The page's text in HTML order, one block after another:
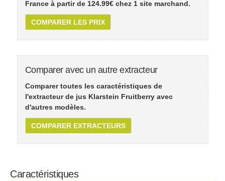
France à partir de 124.99€ chez 1 site marchand.
COMPARER LES PRIX
Comparer avec un autre extracteur
Comparer toutes les caractéristiques de
l'extracteur de jus Klarstein Fruitberry avec
d'autres modèles.
COMPARER EXTRACTEURS
Caractéristiques